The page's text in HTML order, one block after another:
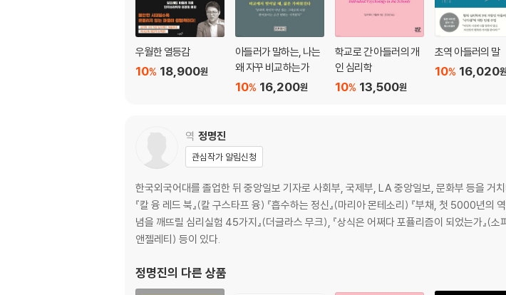
033 현실 속의 사실에 대한 오해 때문에 엇길로 나간다
034 신경증적 성향을 가진 사람의 특징은 정신에 유연성이 없다는 점이다
036 프로이트의 리비도 이론에 반대한다
037 불쾌한 상황에서 내면의 악마가 겉으로 드러난다
038 퇴행은 지극히 정상적인 정신 작용이다
040 삶의 현상과 경험 뒤에서 작용하는 보편적 힘보다 삶의 사실 자체가 중요하다
041 원리는 중요하지 않다
042 가공의 종국적 목표에 따라 움직인다
043 의식과 무의식은 반대가 아니다
044 감각 기능에서 생리적 과정만 관찰하는 것은 아니다
045 삶의 양식을 이해하는 데 가장 중요한 도구는 추측이다
2장 삶의 의미에 대하여
046 삶의 의미에 대한 해석이 그 사람의 사고와 감정, 행동을 결정한다
우월한 열등감
18,900원
10%
아들러가 말하는, 나는
왜 자꾸 비교하는가
16,200원
10%
학교로 간 아들러의 개
인 심리학
13,500원
10%
초역 아들러의 말
16,020원
10%
역 정명진
관심작가 알림신청
한국외국어대를 졸업한 뒤 중앙일보 기자로 사회부, 국제부, LA 중앙일보, 문화부 등을 거
『칼 융 레드 북』(칼 구스타프 융) 『흡수하는 정신』(마리아 몬테소리) 『부채, 첫 5000년의
념을 깨뜨릴 심리실험 45가지』(더글라스 무크), 『상식은 어쩌다 포퓰리즘이 되었는가』(
앤젤레티) 등이 있다.
정명진의 다른 상품